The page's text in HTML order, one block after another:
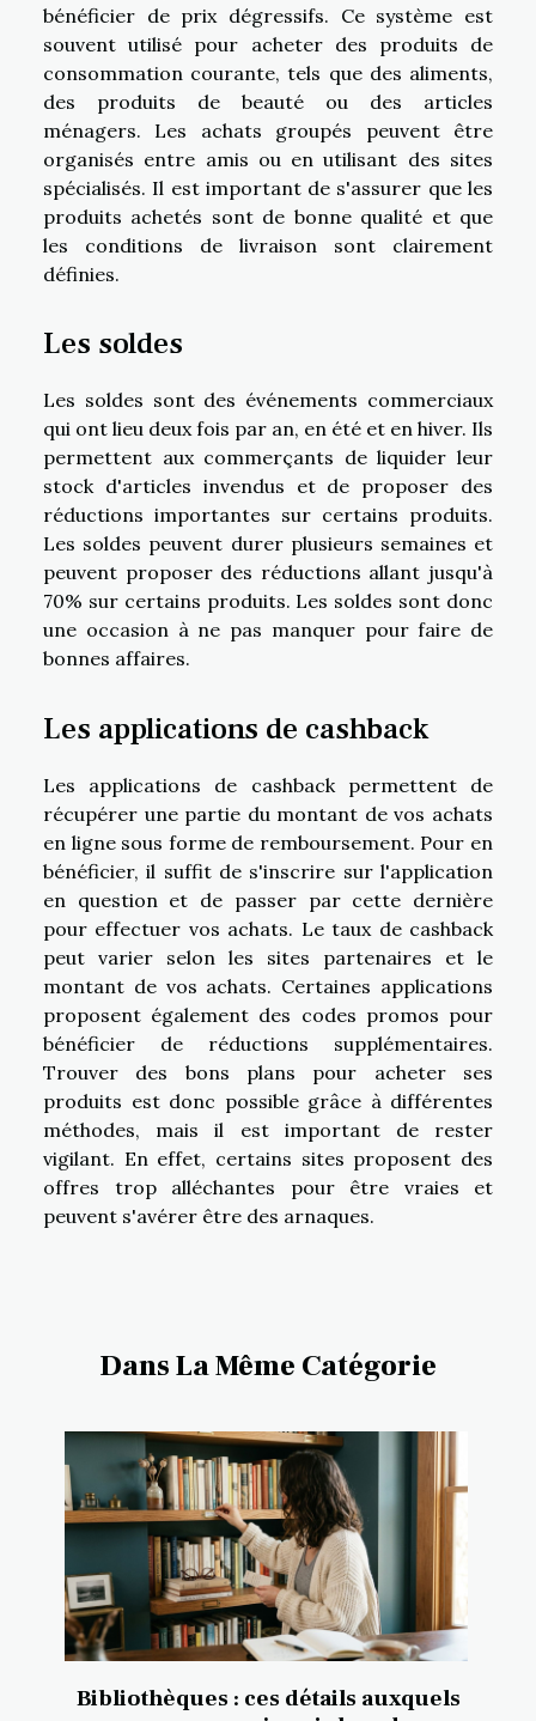
bénéficier de prix dégressifs. Ce système est
souvent utilisé pour acheter des produits de
consommation courante, tels que des aliments,
des produits de beauté ou des articles
ménagers. Les achats groupés peuvent être
organisés entre amis ou en utilisant des sites
spécialisés. Il est important de s'assurer que les
produits achetés sont de bonne qualité et que
les conditions de livraison sont clairement
définies.
Les soldes
Les soldes sont des événements commerciaux
qui ont lieu deux fois par an, en été et en hiver. Ils
permettent aux commerçants de liquider leur
stock d'articles invendus et de proposer des
réductions importantes sur certains produits.
Les soldes peuvent durer plusieurs semaines et
peuvent proposer des réductions allant jusqu'à
70% sur certains produits. Les soldes sont donc
une occasion à ne pas manquer pour faire de
bonnes affaires.
Les applications de cashback
Les applications de cashback permettent de
récupérer une partie du montant de vos achats
en ligne sous forme de remboursement. Pour en
bénéficier, il suffit de s'inscrire sur l'application
en question et de passer par cette dernière
pour effectuer vos achats. Le taux de cashback
peut varier selon les sites partenaires et le
montant de vos achats. Certaines applications
proposent également des codes promos pour
bénéficier de réductions supplémentaires.
Trouver des bons plans pour acheter ses
produits est donc possible grâce à différentes
méthodes, mais il est important de rester
vigilant. En effet, certains sites proposent des
offres trop alléchantes pour être vraies et
peuvent s'avérer être des arnaques.
Dans La Même Catégorie
Bibliothèques : ces détails auxquels